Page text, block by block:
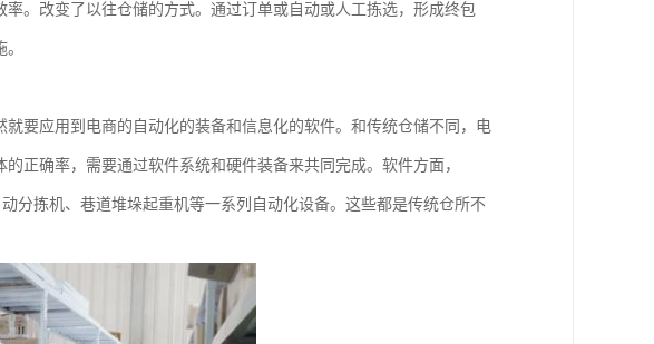
。改变了以往仓储的方式。通过订单或自动或人工拣选，形成终包
要应用到电商的自动化的装备和信息化的软件。和传统仓储不同，电
正确率，需要通过软件系统和硬件装备来共同完成。软件方面，
分拣机、巷道堆垛起重机等一系列自动化设备。这些都是传统仓所不